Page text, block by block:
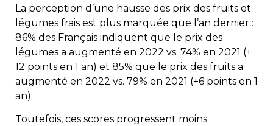
La perception d’une hausse des prix des fruits et
légumes frais est plus marquée que l’an dernier :
86% des Français indiquent que le prix des
légumes a augmenté en 2022 vs. 74% en 2021 (+
12 points en 1 an) et 85% que le prix des fruits a
augmenté en 2022 vs. 79% en 2021 (+6 points en 1
an).
Toutefois, ces scores progressent moins